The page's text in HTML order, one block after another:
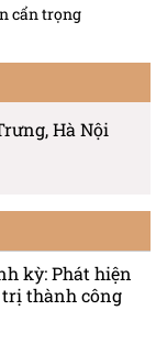
cẩn trọng
Hà Nội
kỳ: Phát hiện
trị thành công